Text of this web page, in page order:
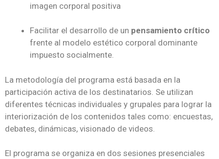
imagen corporal positiva
Facilitar el desarrollo de un pensamiento crítico
frente al modelo estético corporal dominante
impuesto socialmente.
La metodología del programa está basada en la
participación activa de los destinatarios. Se utilizan
diferentes técnicas individuales y grupales para lograr la
interiorización de los contenidos tales como: encuestas,
debates, dinámicas, visionado de videos.
El programa se organiza en dos sesiones presenciales